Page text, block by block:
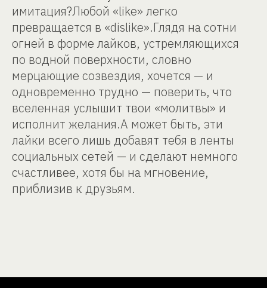
имитация?Любой «like» легко
превращается в «dislike».Глядя на сотни
огней в форме лайков, устремляющихся
по водной поверхности, словно
мерцающие созвездия, хочется — и
одновременно трудно — поверить, что
вселенная услышит твои «молитвы» и
исполнит желания.А может быть, эти
лайки всего лишь добавят тебя в ленты
социальных сетей — и сделают немного
счастливее, хотя бы на мгновение,
приблизив к друзьям.